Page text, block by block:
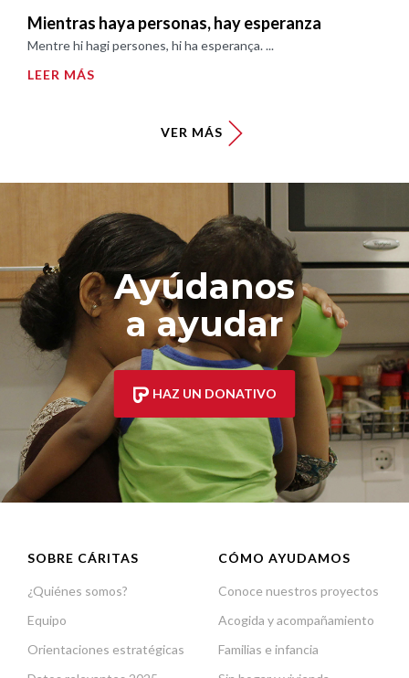
Mientras haya personas, hay esperanza
Mentre hi hagi persones, hi ha esperança. ...
LEER MÁS
VER MÁS
Ayúdanos
a ayudar
HAZ UN DONATIVO
SOBRE CÁRITAS
¿Quiénes somos?
Equipo
Orientaciones estratégicas
CÓMO AYUDAMOS
Conoce nuestros proyectos
Acogida y acompañamiento
Familias e infancia